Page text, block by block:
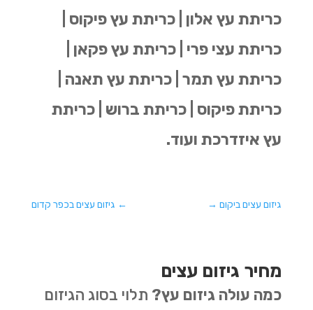
כריתת עץ אלון | כריתת עץ פיקוס |
כריתת עצי פרי | כריתת עץ פקאן |
כריתת עץ תמר | כריתת עץ תאנה |
כריתת פיקוס | כריתת ברוש | כריתת
עץ איזדרכת ועוד.
← גיזום עצים בכפר קדום גיזום עצים ביקום→
מחיר גיזום עצים
כמה עולה גיזום עץ? תלוי בסוג הגיזום